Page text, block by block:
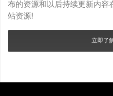
布的资源和以后持续更新内
站资源!
立即了